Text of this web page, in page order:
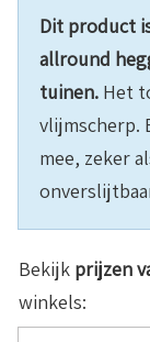
Dit product
allround
tuinen. Het
vlijmscherp.
mee, zeker
Bekijk prijzen
winkels: